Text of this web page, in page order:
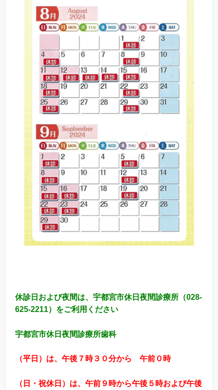
休診日および夜間は、宇都宮市休日夜間診療所（028-
625-2211）をご利用ください
宇都宮市休日夜間診療所歯科
（平日）は、午後７時３０分から 午前０時
（日・祝休日）は、午前９時から午後５時および午後